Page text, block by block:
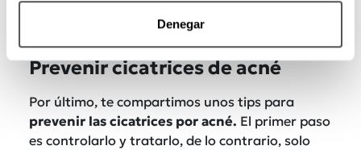
Denegar
Prevenir cicatrices de acné
Por último, te compartimos unos tips para
prevenir las cicatrices por acné. El primer paso
es controlarlo y tratarlo, de lo contrario, solo